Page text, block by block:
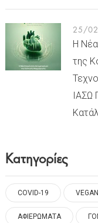
25/
Η
της
ΙΑΣΩ
Κατηγορίες
COVID-19 VEGAN
ΑΦΙΕΡΩΜΑΤΑ